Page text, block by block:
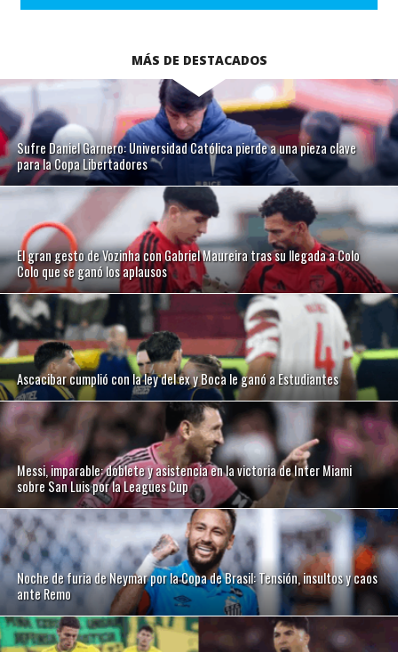
MÁS DE DESTACADOS
Sufre Daniel Garnero: Universidad Católica pierde a una pieza clave
para la Copa Libertadores
El gran gesto de Vozinha con Gabriel Maureira tras su llegada a Colo
Colo que se ganó los aplausos
Ascacibar cumplió con la ley del ex y Boca le ganó a Estudiantes
Messi, imparable: doblete y asistencia en la victoria de Inter Miami
sobre San Luis por la Leagues Cup
Noche de furia de Neymar por la Copa de Brasil: Tensión, insultos y caos
ante Remo